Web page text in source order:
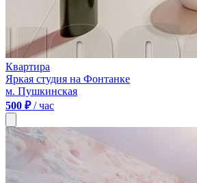
Квартира
Яркая студия на Фонтанке
м. Пушкинская
500 ₽/ час